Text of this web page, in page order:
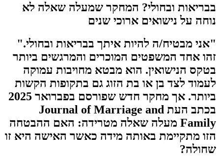
בבריאות ובחולי? המחקר שמעלה שאלה לא
נוחה על נישואים ארוכי שנים
"אני מבטיח/ה להיות איתך בבריאות ובחולי."
זהו אחד המשפטים המוכרים והמרגשים ביותר
בטקס הנישואין. הוא מבטא מחויבות עמוקה
לעמוד לצד בן או בת הזוג גם בתקופות הקשות
ביותר. אך מחקר חדש שפורסם בפברואר 2025
בכתב העת Journal of Marriage and
Family מעלה שאלה מטרידה: האם ההבטחה
הזו מתקיימת באותה מידה כאשר האישה היא זו
שחולה?